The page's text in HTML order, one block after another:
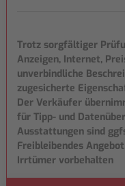
Trotz sorgfältiger
Anzeigen, Internet,
unverbindliche
zugesicherte
Der Verkäufer
für Tipp- und
Ausstattungen sind
Freibleibendes
Irrtümer vorbehalten